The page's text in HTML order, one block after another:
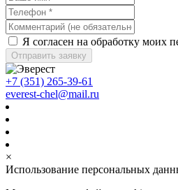
Я согласен на обработку моих
Отправить заявку
+7 (351) 265-39-61
everest-chel@mail.ru
×
Использование персональных